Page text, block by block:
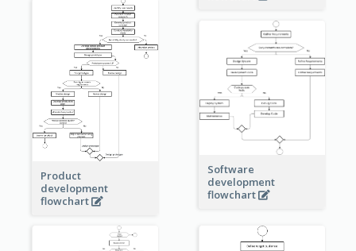
Product
development
flowchart
Software
development
flowchart